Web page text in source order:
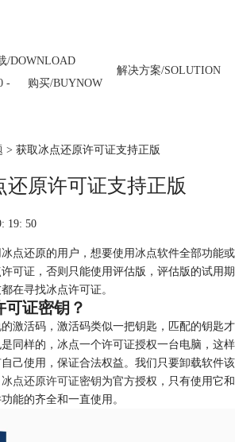
解决方案/SOLUTION
/DOWNLOAD
购买/BUYNOW
-
> 获取冰点还原许可证支持正版
还原许可证支持正版
19: 50
点还原的用户，想要使用冰点软件全部功能或
可证，否则只能使用评估版，评估版的试用期
在寻找冰点许可证。
可证密钥？
激活码，激活码类似一把钥匙，匹配的钥匙才
同样的，冰点一个许可证授权一台电脑，这样
己使用，保证合法权益。我们只要卸载软件该
冰点还原许可证密钥为官方授权，只有使用它和
能的齐全和一直使用。